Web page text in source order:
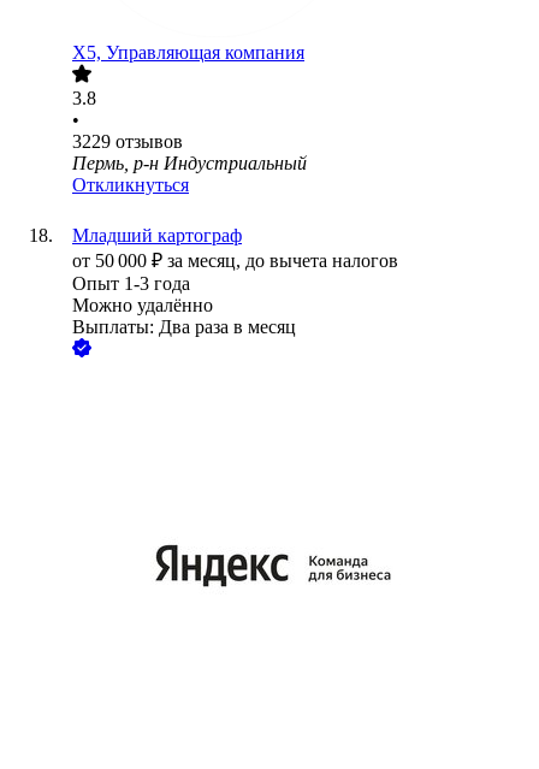
X5, Управляющая компания
3.8
•
3229 отзывов
Пермь, р-н Индустриальный
Откликнуться
Младший картограф
от 50 000 ₽ за месяц, до вычета налогов
Опыт 1-3 года
Можно удалённо
Выплаты: Два раза в месяц